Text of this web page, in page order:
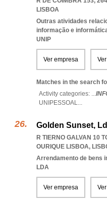
LISBOA
Outras atividades
informação e
UNIP
Ver empresa
Matches in the search
Activity categories: ...
UNIPESSOAL...
Golden Sunset,
R TIERNO GALVAN 10
OURIQUE LISBOA,
Arrendamento de bens
LDA
Ver empresa